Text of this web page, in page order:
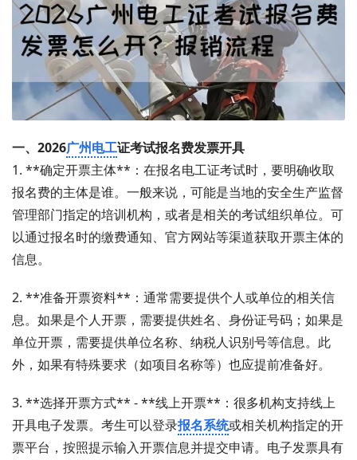
一、2026广州电工证考试报名费发票开具
1. **确定开票主体**：在报名电工证考试时，要明确收取
报名费的主体是谁。一般来说，可能是当地的安全生产监督
管理部门指定的培训机构，或者是相关的考试组织单位。可
以通过报名时的缴费通知、官方网站等渠道获取开票主体的
信息。
2. **准备开票资料**：通常需要提供个人或单位的相关信
息。如果是个人开票，需要提供姓名、身份证号码；如果是
单位开票，需要提供单位名称、纳税人识别号等信息。此
外，如果有特殊要求（如项目名称等）也应提前准备好。
3. **选择开票方式** - **线上开票**：很多机构支持线上
开具电子发票。考生可以登录报名系统或相关机构指定的开
票平台，按照提示输入开票信息并提交申请。电子发票具有